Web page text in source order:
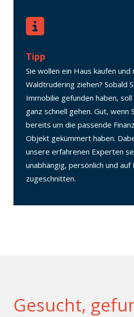
Tipp
Sie wollen ein Haus kaufen und
Waldtrudering ziehen? Sobald
Immobilie gefunden haben,
ganz schnell gehen. Gut, wenn
bereits um die passende
Objekt gekümmert haben.
unsere erfahrenen Experten
unabhängig, persönlich und
zugeschnitten.
Gesucht,